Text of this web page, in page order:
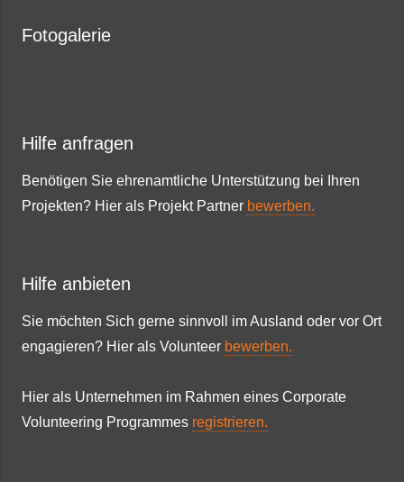
Fotogalerie
Hilfe anfragen
Benötigen Sie ehrenamtliche Unterstützung bei Ihren
Projekten? Hier als Projekt Partner bewerben.
Hilfe anbieten
Sie möchten Sich gerne sinnvoll im Ausland oder vor Ort
engagieren? Hier als Volunteer bewerben.
Hier als Unternehmen im Rahmen eines Corporate
Volunteering Programmes registrieren.